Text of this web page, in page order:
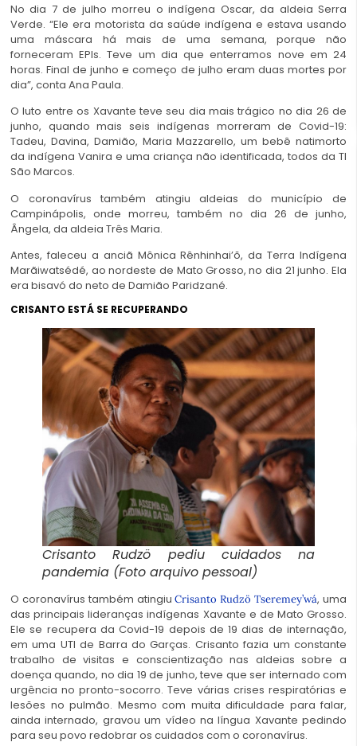
No dia 7 de julho morreu o indígena Oscar, da aldeia Serra
Verde. “Ele era motorista da saúde indígena e estava usando
uma máscara há mais de uma semana, porque não
forneceram EPIs. Teve um dia que enterramos nove em 24
horas. Final de junho e começo de julho eram duas mortes por
dia”, conta Ana Paula.
O luto entre os Xavante teve seu dia mais trágico no dia 26 de
junho, quando mais seis indígenas morreram de Covid-19:
Tadeu, Davina, Damião, Maria Mazzarello, um bebê natimorto
da indígena Vanira e uma criança não identificada, todos da TI
São Marcos.
O coronavírus também atingiu aldeias do município de
Campinápolis, onde morreu, também no dia 26 de junho,
Ângela, da aldeia Três Maria.
Antes, faleceu a anciã Mônica Rênhinhai’õ, da Terra Indígena
Marãiwatsédé, ao nordeste de Mato Grosso, no dia 21 junho. Ela
era bisavó do neto de Damião Paridzané.
CRISANTO ESTÁ SE RECUPERANDO
Crisanto Rudzö pediu cuidados na
pandemia (Foto arquivo pessoal)
O coronavírus também atingiuCrisanto Rudzö Tseremey’wá, uma
das principais lideranças indígenas Xavante e de Mato Grosso.
Ele se recupera da Covid-19 depois de 19 dias de internação,
em uma UTI de Barra do Garças. Crisanto fazia um constante
trabalho de visitas e conscientização nas aldeias sobre a
doença quando, no dia 19 de junho, teve que ser internado com
urgência no pronto-socorro. Teve várias crises respiratórias e
lesões no pulmão. Mesmo com muita dificuldade para falar,
ainda internado, gravou um vídeo na língua Xavante pedindo
para seu povo redobrar os cuidados com o coronavírus.